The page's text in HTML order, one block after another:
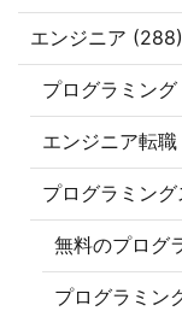
エンジニア (288)
プログラミング
エンジニア転
プログラミン
無料のプログ
プログラミン